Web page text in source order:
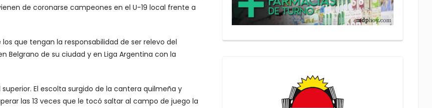
de coronarse campeones en el U-19 local frente a
que tengan la responsabilidad de ser relevo del
Belgrano de su ciudad y en Liga Argentina con la
El escolta surgido de la cantera quilmeña y
las 13 veces que le tocó saltar al campo de juego la